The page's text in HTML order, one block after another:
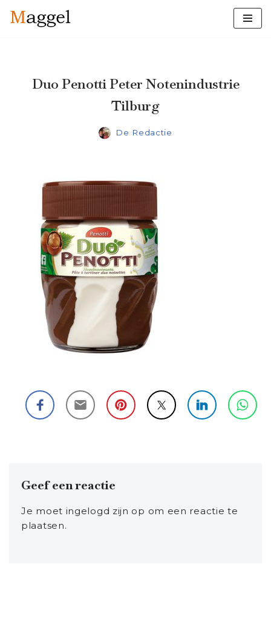
inhoudDuo Penotti Peter Notenindustrie
Tilburg
De Redactie
Geef een reactie
Je moet ingelogd zijn op om een reactie te
plaatsen.